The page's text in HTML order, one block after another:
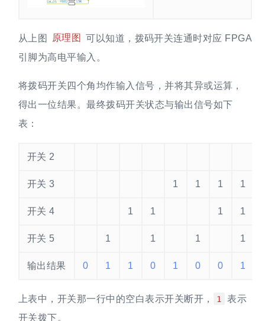
从上图 原理图
可以知道，拨码开关连通时对应 FPGA
引脚为高电平输入。
将拨码开关四个角均作输入信号，并将其异或运算，
得出一位结果。最终拨码开关状态与输出信号如下
表：
开关 2
开关 3 1 1 1 1
开关 4 1 1 1 1
开关 5 1 1 1 1
输出结果 0 1 1 0 1 0 0 1
上表中，开关那一行中的空白表示开关断开， 1
表示
开关拨下。